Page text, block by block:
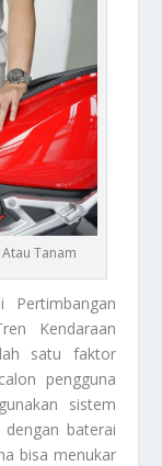
Tanam
Kendaraan
satu faktor
pengguna
sistem
baterai
bisa menukar